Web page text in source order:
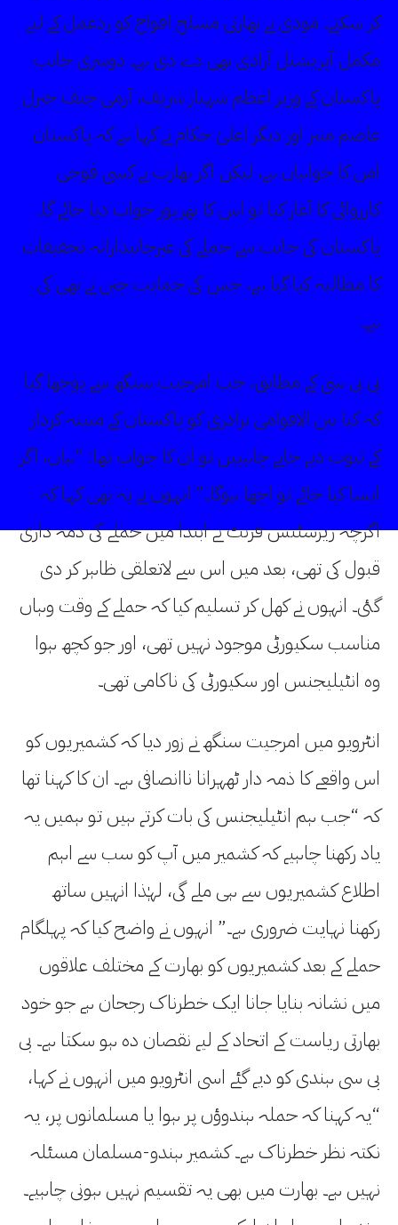
کر سکتے۔ مودی نے بھارتی مسلح افواج کو ردعمل کے لیے
مکمل آپریشنل آزادی بھی دے دی ہے۔ دوسری جانب
پاکستان کے وزیر اعظم شہباز شریف، آرمی چیف جنرل
عاصم منیر اور دیگر اعلیٰ حکام نے کہا ہے کہ پاکستان
امن کا خواہاں ہے، لیکن اگر بھارت نے کسی فوجی
کارروائی کا آغاز کیا تو اس کا بھرپور جواب دیا جائے گا۔
پاکستان کی جانب سے حملے کی غیرجانبدارانہ تحقیقات
کا مطالبہ کیا گیا ہے، جس کی حمایت چین نے بھی کی
ہے۔
بی بی سی کے مطابق، جب امرجیت سنگھ سے پوچھا گیا
کہ کیا بین الاقوامی برادری کو پاکستان کے مبینہ کردار
کے ثبوت دیے جانے چاہییں تو ان کا جواب تھا: “ہاں، اگر
ایسا کیا جائے تو اچھا ہوگا۔” انہوں نے یہ بھی کہا کہ
اگرچہ ریزسٹنس فرنٹ نے ابتدا میں حملے کی ذمہ داری
قبول کی تھی، بعد میں اس سے لاتعلقی ظاہر کر دی
گئی۔ انہوں نے کھل کر تسلیم کیا کہ حملے کے وقت وہاں
مناسب سکیورٹی موجود نہیں تھی، اور جو کچھ ہوا
وہ انٹیلیجنس اور سکیورٹی کی ناکامی تھی۔
انٹرویو میں امرجیت سنگھ نے زور دیا کہ کشمیریوں کو
اس واقعے کا ذمہ دار ٹھہرانا ناانصافی ہے۔ ان کا کہنا تھا
کہ “جب ہم انٹیلیجنس کی بات کرتے ہیں تو ہمیں یہ
یاد رکھنا چاہیے کہ کشمیر میں آپ کو سب سے اہم
اطلاع کشمیریوں سے ہی ملے گی، لہٰذا انہیں ساتھ
رکھنا نہایت ضروری ہے۔” انہوں نے واضح کیا کہ پہلگام
حملے کے بعد کشمیریوں کو بھارت کے مختلف علاقوں
میں نشانہ بنایا جانا ایک خطرناک رجحان ہے جو خود
بھارتی ریاست کے اتحاد کے لیے نقصان دہ ہو سکتا ہے۔ بی
بی سی ہندی کو دیے گئے اسی انٹرویو میں انہوں نے کہا،
“یہ کہنا کہ حملہ ہندوؤں پر ہوا یا مسلمانوں پر، یہ
نکتہ نظر خطرناک ہے۔ کشمیر ہندو-مسلمان مسئلہ
نہیں ہے۔ بھارت میں بھی یہ تقسیم نہیں ہونی چاہیے۔